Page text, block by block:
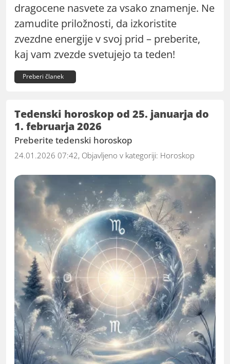
dragocene nasvete za vsako znamenje. Ne
zamudite priložnosti, da izkoristite
zvezdne energije v svoj prid – preberite,
kaj vam zvezde svetujejo ta teden!
Preberi članek
Tedenski horoskop od 25. januarja do
1. februarja 2026
Preberite tedenski horoskop
24.01.2026 07:42, Objavljeno v kategoriji: Horoskop